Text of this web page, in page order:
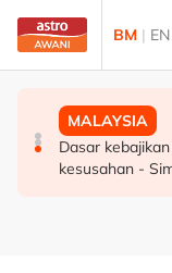
Skip to main content
BM | EN
POLITIK
PH sambut
di Melaka -
MALAYSIA
Dua lelaki
Kuala Kedah
MALAYSIA
Dasar
kesusahan -